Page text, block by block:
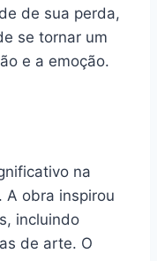
de sua perda,
se tornar um
e a emoção.
na
A obra inspirou
incluindo
de arte. O